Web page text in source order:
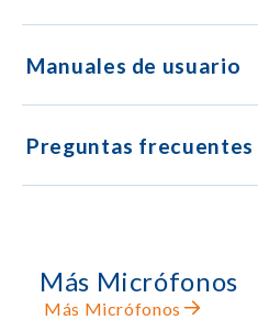
Manuales de usuario
Preguntas frecuentes
Más Micrófonos
Más Micrófonos